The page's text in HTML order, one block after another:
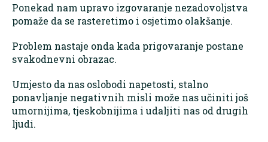
Ponekad nam upravo izgovaranje nezadovoljstva
pomaže da se rasteretimo i osjetimo olakšanje.
Problem nastaje onda kada prigovaranje postane
svakodnevni obrazac.
Umjesto da nas oslobodi napetosti, stalno
ponavljanje negativnih misli može nas učiniti još
umornijima, tjeskobnijima i udaljiti nas od drugih
ljudi.